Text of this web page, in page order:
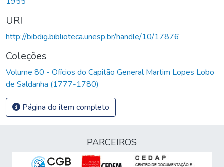
URI
http://bibdig.biblioteca.unesp.br/handle/10/17876
Coleções
Volume 80 - Ofícios do Capitão General Martim Lopes Lobo
de Saldanha (1777-1780)
Página do item completo
PARCEIROS